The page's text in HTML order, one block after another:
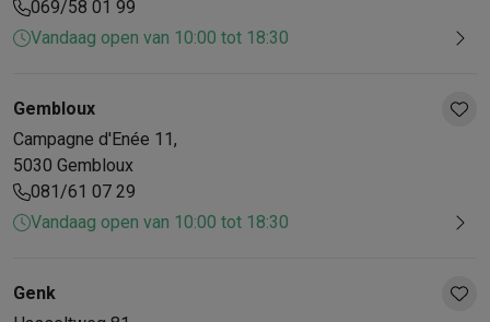
069/58 01 99
Vandaag open van 10:00 tot 18:30
Gembloux
Campagne d'Enée 11,
5030 Gembloux
081/61 07 29
Vandaag open van 10:00 tot 18:30
Genk